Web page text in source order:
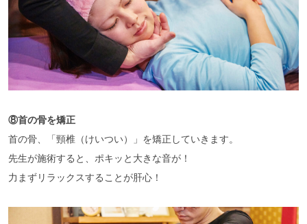
⑧首の骨を矯正
首の骨、「頸椎（けいつい）」を矯正していきます。
先生が施術すると、ポキッと大きな音が！
力まずリラックスすることが肝心！